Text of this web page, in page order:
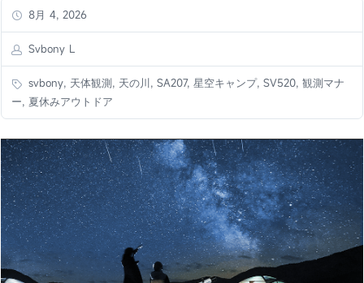
8月 4, 2026
Svbony L
svbony, 天体観測, 天の川, SA207, 星空キャンプ, SV520, 観測マナ
ー, 夏休みアウトドア